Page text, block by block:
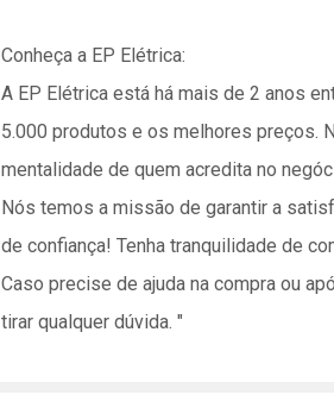
Conheça a EP Elétrica:
A EP Elétrica está há mais de 2 anos
5.000 produtos e os melhores preços.
mentalidade de quem acredita no
Nós temos a missão de garantir a
de confiança! Tenha tranquilidade de
Caso precise de ajuda na compra ou
tirar qualquer dúvida. "